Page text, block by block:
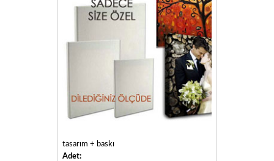
tasarım + baskı
Adet: